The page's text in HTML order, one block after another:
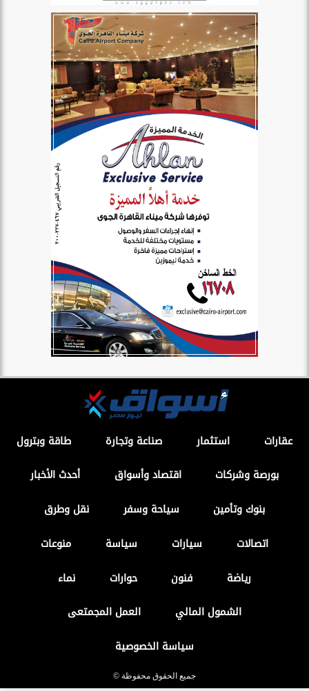
عقارات استثمار صناعة وتجارة
طاقة وبترول
بورصة وشركات
اقتصاد وأسواق
أحدث الأخبار
بنوك وتأمين
سياحة وسفر
نقل وطرق
اتصالات
سيارات سياسة
منوعات
رياضة
فنون حوارات
نماء
الشمول المالي
العمل المجمتعى
سياسة الخصوصية
جميع الحقوق محفوظة ©